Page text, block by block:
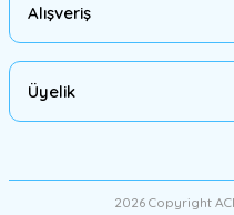
Alışveriş
Üyelik
2026 Copyright